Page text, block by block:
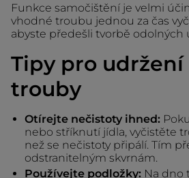
Funkce samočištění je velmi
vhodné troubu jednou za čas
abyste předešli tvorbě odolných
Tipy pro udržení
trouby
Otírejte nečistoty ihned:
nebo stříknutí jídla, vyčistěte
než se nečistoty připálí. Tím
odstranitelným skvrnám.
Používejte podložky: Na dno